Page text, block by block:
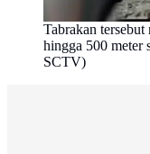
Tabrakan
hingga 500 meter
SCTV)